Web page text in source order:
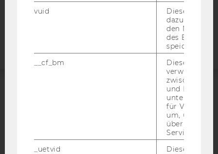
Barrierefreiheitserklärung
vuid
Dieser
dazu
den
des
speichern.
__cf_bm
Dieses
verwendet,
zwischen
und Bots zu
für Vimeo
um, um
über die
Service zu
_uetvid
Dieses